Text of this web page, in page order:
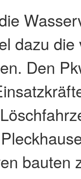
dazu die
Den
bauten